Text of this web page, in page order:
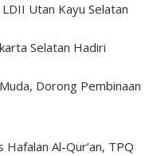
Utan Kayu Selatan
Selatan Hadiri
Dorong Pembinaan
Hafalan Al-Qur’an, TPQ